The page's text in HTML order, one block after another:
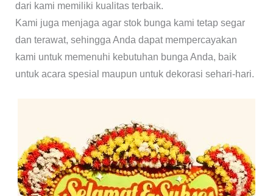
dari kami memiliki kualitas terbaik.
Kami juga menjaga agar stok bunga kami tetap segar
dan terawat, sehingga Anda dapat mempercayakan
kami untuk memenuhi kebutuhan bunga Anda, baik
untuk acara spesial maupun untuk dekorasi sehari-hari.